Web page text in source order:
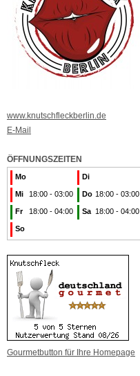
www.knutschfleckberlin.de
E-Mail
ÖFFNUNGSZEITEN
Mo Di
Mi 18:00 - 03:00 Do 18:00 - 03:00
Fr 18:00 - 04:00 Sa 18:00 - 04:00
So
Gourmetbutton für Ihre Homepage